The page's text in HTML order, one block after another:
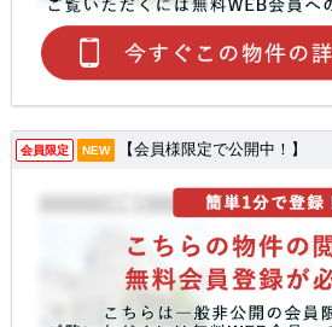
会員限定 NEW 【会員様限定で公開中！】